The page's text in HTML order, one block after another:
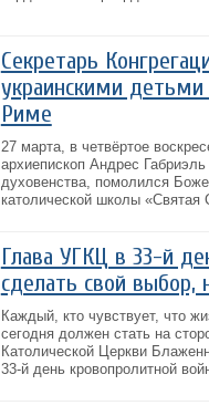
Секретарь
украинскими
Риме
27 марта, в четвёртое
архиепископ Андрес
духовенства, помолился
католической школы
Глава УГКЦ в 33-й
сделать свой выбор,
Каждый, кто чувствует, что
сегодня должен стать на
Католической Церкви
33-й день кровопролитной